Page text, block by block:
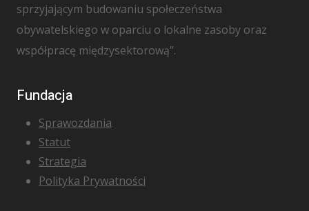
sprzyjającym budowaniu społeczeństwa
obywatelskiego w oparciu o lokalne zasoby oraz
współpracę międzysektorową”.
Fundacja
Sprawozdania
Statut
Strategia
Polityka Prywatności